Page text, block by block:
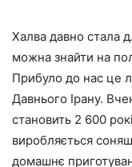
Халва давно стала
можна знайти на
Прибуло до нас це
Давнього Ірану.
становить 2 600
виробляється
домашнє